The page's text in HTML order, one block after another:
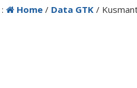
Home / Data GTK /